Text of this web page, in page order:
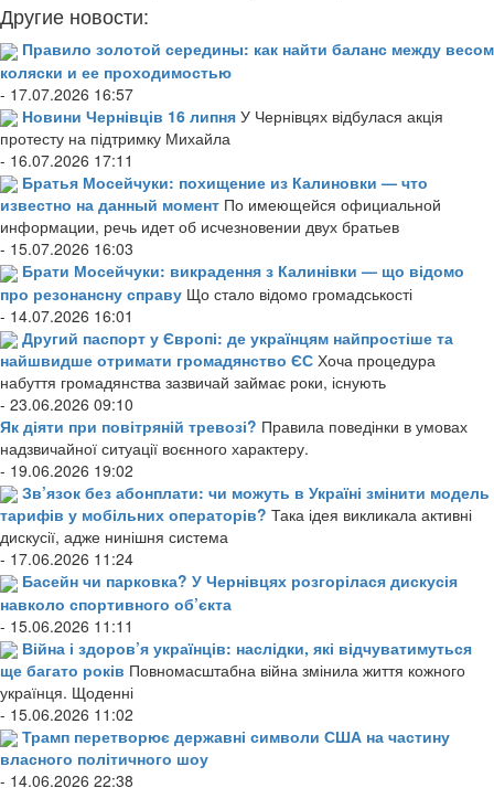
Другие новости:
Правило золотой середины: как найти баланс между весом
коляски и ее проходимостью
- 17.07.2026 16:57
Новини Чернівців 16 липня У Чернівцях відбулася акція
протесту на підтримку Михайла
- 16.07.2026 17:11
Братья Мосейчуки: похищение из Калиновки — что
известно на данный момент По имеющейся официальной
информации, речь идет об исчезновении двух братьев
- 15.07.2026 16:03
Брати Мосейчуки: викрадення з Калинівки — що відомо
про резонансну справу Що стало відомо громадськості
- 14.07.2026 16:01
Другий паспорт у Європі: де українцям найпростіше та
найшвидше отримати громадянство ЄС Хоча процедура
набуття громадянства зазвичай займає роки, існують
- 23.06.2026 09:10
Як діяти при повітряній тревозі? Правила поведінки в умовах
надзвичайної ситуації воєнного характеру.
- 19.06.2026 19:02
Зв’язок без абонплати: чи можуть в Україні змінити модель
тарифів у мобільних операторів? Така ідея викликала активні
дискусії, адже нинішня система
- 17.06.2026 11:24
Басейн чи парковка? У Чернівцях розгорілася дискусія
навколо спортивного об’єкта
- 15.06.2026 11:11
Війна і здоров’я українців: наслідки, які відчуватимуться
ще багато років Повномасштабна війна змінила життя кожного
українця. Щоденні
- 15.06.2026 11:02
Трамп перетворює державні символи США на частину
власного політичного шоу
- 14.06.2026 22:38